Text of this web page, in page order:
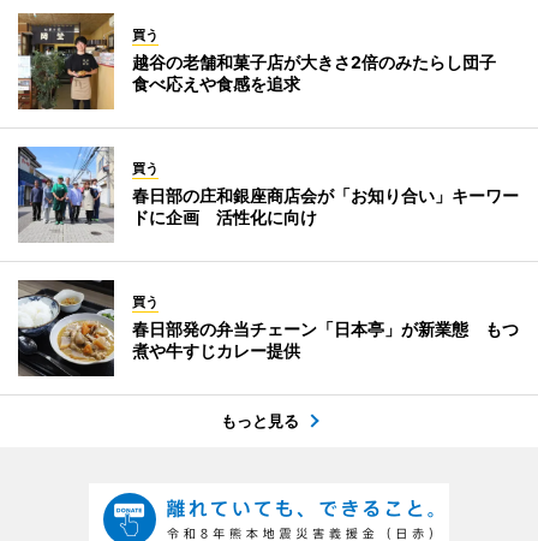
買う
越谷の老舗和菓子店が大きさ2倍のみたらし団子
食べ応えや食感を追求
買う
春日部の庄和銀座商店会が「お知り合い」キーワー
ドに企画 活性化に向け
買う
春日部発の弁当チェーン「日本亭」が新業態 もつ
煮や牛すじカレー提供
もっと見る